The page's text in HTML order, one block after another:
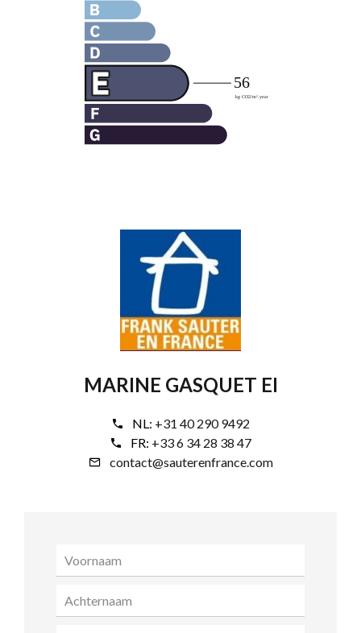
MARINE GASQUET EI
NL: +31 40 290 9492
FR: +33 6 34 28 38 47
contact@sauterenfrance.com